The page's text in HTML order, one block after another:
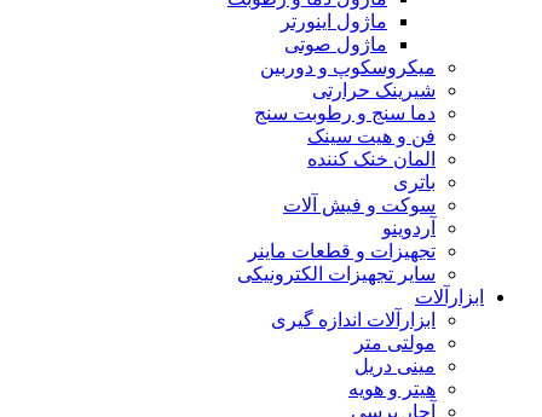
ماژول اینورتر
ماژول صوتی
میکروسکوپ و دوربین
شیرینک حرارتی
دما سنج و رطوبت سنج
فن و هیت سینک
المان خنک کننده
باتری
سوکت و فیش آلات
آردوینو
تجهیزات و قطعات ماینر
سایر تجهیزات الکترونیکی
ابزارآلات
ابزارآلات اندازه گیری
مولتی متر
مینی دریل
هیتر و هویه
آچار پرسی